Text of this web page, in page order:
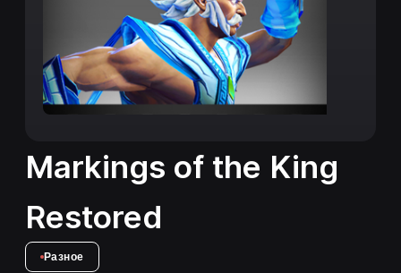
Markings of the King
Restored
Разное